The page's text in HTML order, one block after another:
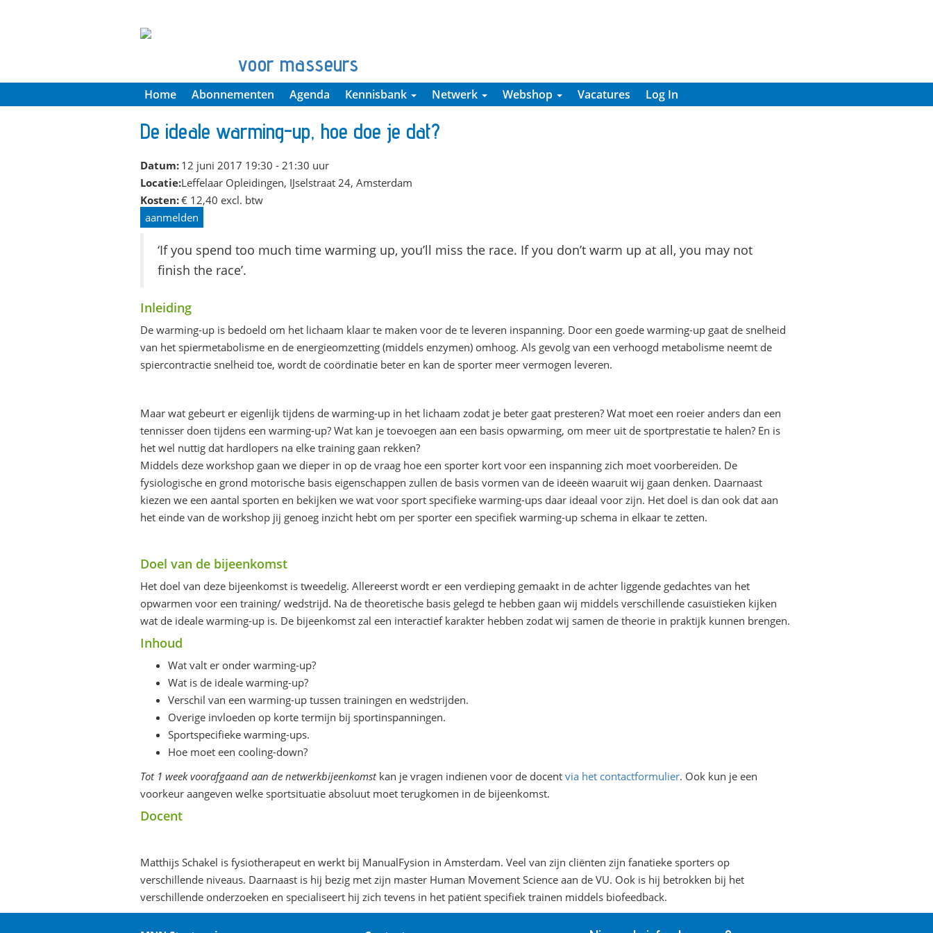
voor masseurs
Home Abonnementen Agenda Kennisbank Netwerk Webshop Vacatures Log In
De ideale warming-up, hoe doe je dat?
Datum: 12 juni 2017 19:30 - 21:30 uur
Locatie:Leffelaar Opleidingen, IJselstraat 24, Amsterdam
Kosten:€ 12,40 excl. btw
aanmelden
‘If you spend too much time warming up, you’ll miss the race. If you don’t warm up at all, you may not
finish the race’.
Inleiding
De warming-up is bedoeld om het lichaam klaar te maken voor de te leveren inspanning. Door een goede warming-up gaat de snelheid
van het spiermetabolisme en de energieomzetting (middels enzymen) omhoog. Als gevolg van een verhoogd metabolisme neemt de
spiercontractie snelheid toe, wordt de coördinatie beter en kan de sporter meer vermogen leveren.
Maar wat gebeurt er eigenlijk tijdens de warming-up in het lichaam zodat je beter gaat presteren? Wat moet een roeier anders dan een
tennisser doen tijdens een warming-up? Wat kan je toevoegen aan een basis opwarming, om meer uit de sportprestatie te halen? En is
het wel nuttig dat hardlopers na elke training gaan rekken?
Middels deze workshop gaan we dieper in op de vraag hoe een sporter kort voor een inspanning zich moet voorbereiden. De
fysiologische en grond motorische basis eigenschappen zullen de basis vormen van de ideeën waaruit wij gaan denken. Daarnaast
kiezen we een aantal sporten en bekijken we wat voor sport specifieke warming-ups daar ideaal voor zijn. Het doel is dan ook dat aan
het einde van de workshop jij genoeg inzicht hebt om per sporter een specifiek warming-up schema in elkaar te zetten.
Doel van de bijeenkomst
Het doel van deze bijeenkomst is tweedelig. Allereerst wordt er een verdieping gemaakt in de achter liggende gedachtes van het
opwarmen voor een training/ wedstrijd. Na de theoretische basis gelegd te hebben gaan wij middels verschillende casuïstieken kijken
wat de ideale warming-up is. De bijeenkomst zal een interactief karakter hebben zodat wij samen de theorie in praktijk kunnen brengen.
Inhoud
Wat valt er onder warming-up?
Wat is de ideale warming-up?
Verschil van een warming-up tussen trainingen en wedstrijden.
Overige invloeden op korte termijn bij sportinspanningen.
Sportspecifieke warming-ups.
Hoe moet een cooling-down?
Tot 1 week voorafgaand aan de netwerkbijeenkomstkan je vragen indienen voor de docent via het contactformulier. Ook kun je een
voorkeur aangeven welke sportsituatie absoluut moet terugkomen in de bijeenkomst.
Docent
Matthijs Schakel is fysiotherapeut en werkt bij ManualFysion in Amsterdam. Veel van zijn cliënten zijn fanatieke sporters op
verschillende niveaus. Daarnaast is hij bezig met zijn master Human Movement Science aan de VU. Ook is hij betrokken bij het
verschillende onderzoeken en specialiseert hij zich tevens in het patiënt specifiek trainen middels biofeedback.